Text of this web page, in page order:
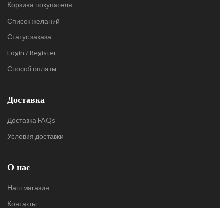
Корзина покупателя
Список желаний
Статус заказа
Login / Register
Способ оплаты
Доставка
Доставка FAQs
Условия доставки
О нас
Наш магазин
Контакты